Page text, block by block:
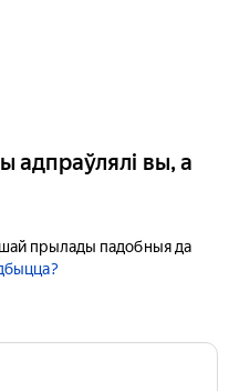
адпраўлялі вы, а
прылады падобныя да